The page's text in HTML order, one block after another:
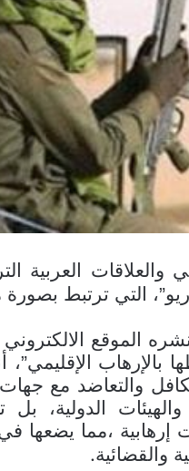
والعلاقات العربية
التي ترتبط بصورة
الموقع
بالإرهاب
والتعاضد مع
الدولية، بل
،مما يضعها
والقضائية.